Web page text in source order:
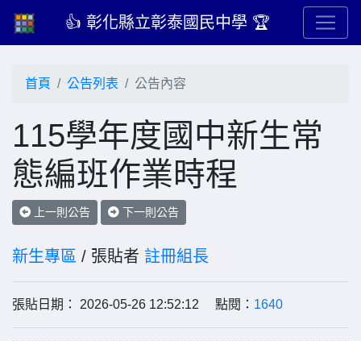
👍 彰化縣立彰泰國民中學 🏆
首頁 公告列表 公告內容
115學年度國中新生常
態編班作業時程
上一則公告 下一則公告
新生專區 / 張貼者 註冊組長
張貼日期： 2026-05-26 12:52:12 點閱： 1640